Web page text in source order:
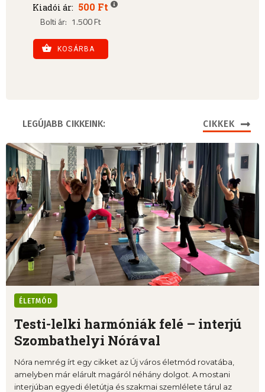
Kiadói ár: 500 Ft
Bolti ár: 1.500 Ft
KOSÁRBA
LEGÚJABB CIKKEINK: CIKKEK
ÉLETMÓD
Testi-lelki harmóniák felé – interjú
Szombathelyi Nórával
Nóra nemrég írt egy cikket az Új város életmód rovatába,
amelyben már elárult magáról néhány dolgot. A mostani
interjúban egyedi életútja és szakmai szemlélete tárul az